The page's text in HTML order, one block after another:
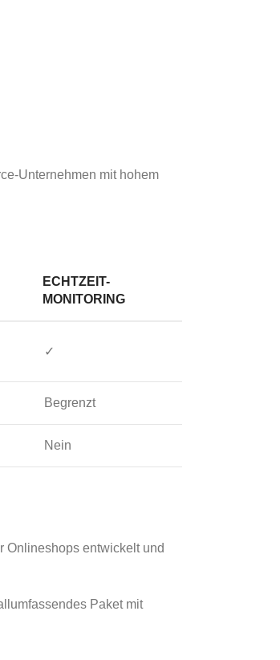
Unternehmen mit hohem
ECHTZEIT-
MONITORING
✓
Begrenzt
Nein
Onlineshops entwickelt und
Paket mit